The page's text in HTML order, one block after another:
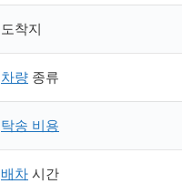
도착지
차량 종류
탁송 비용
배차 시간